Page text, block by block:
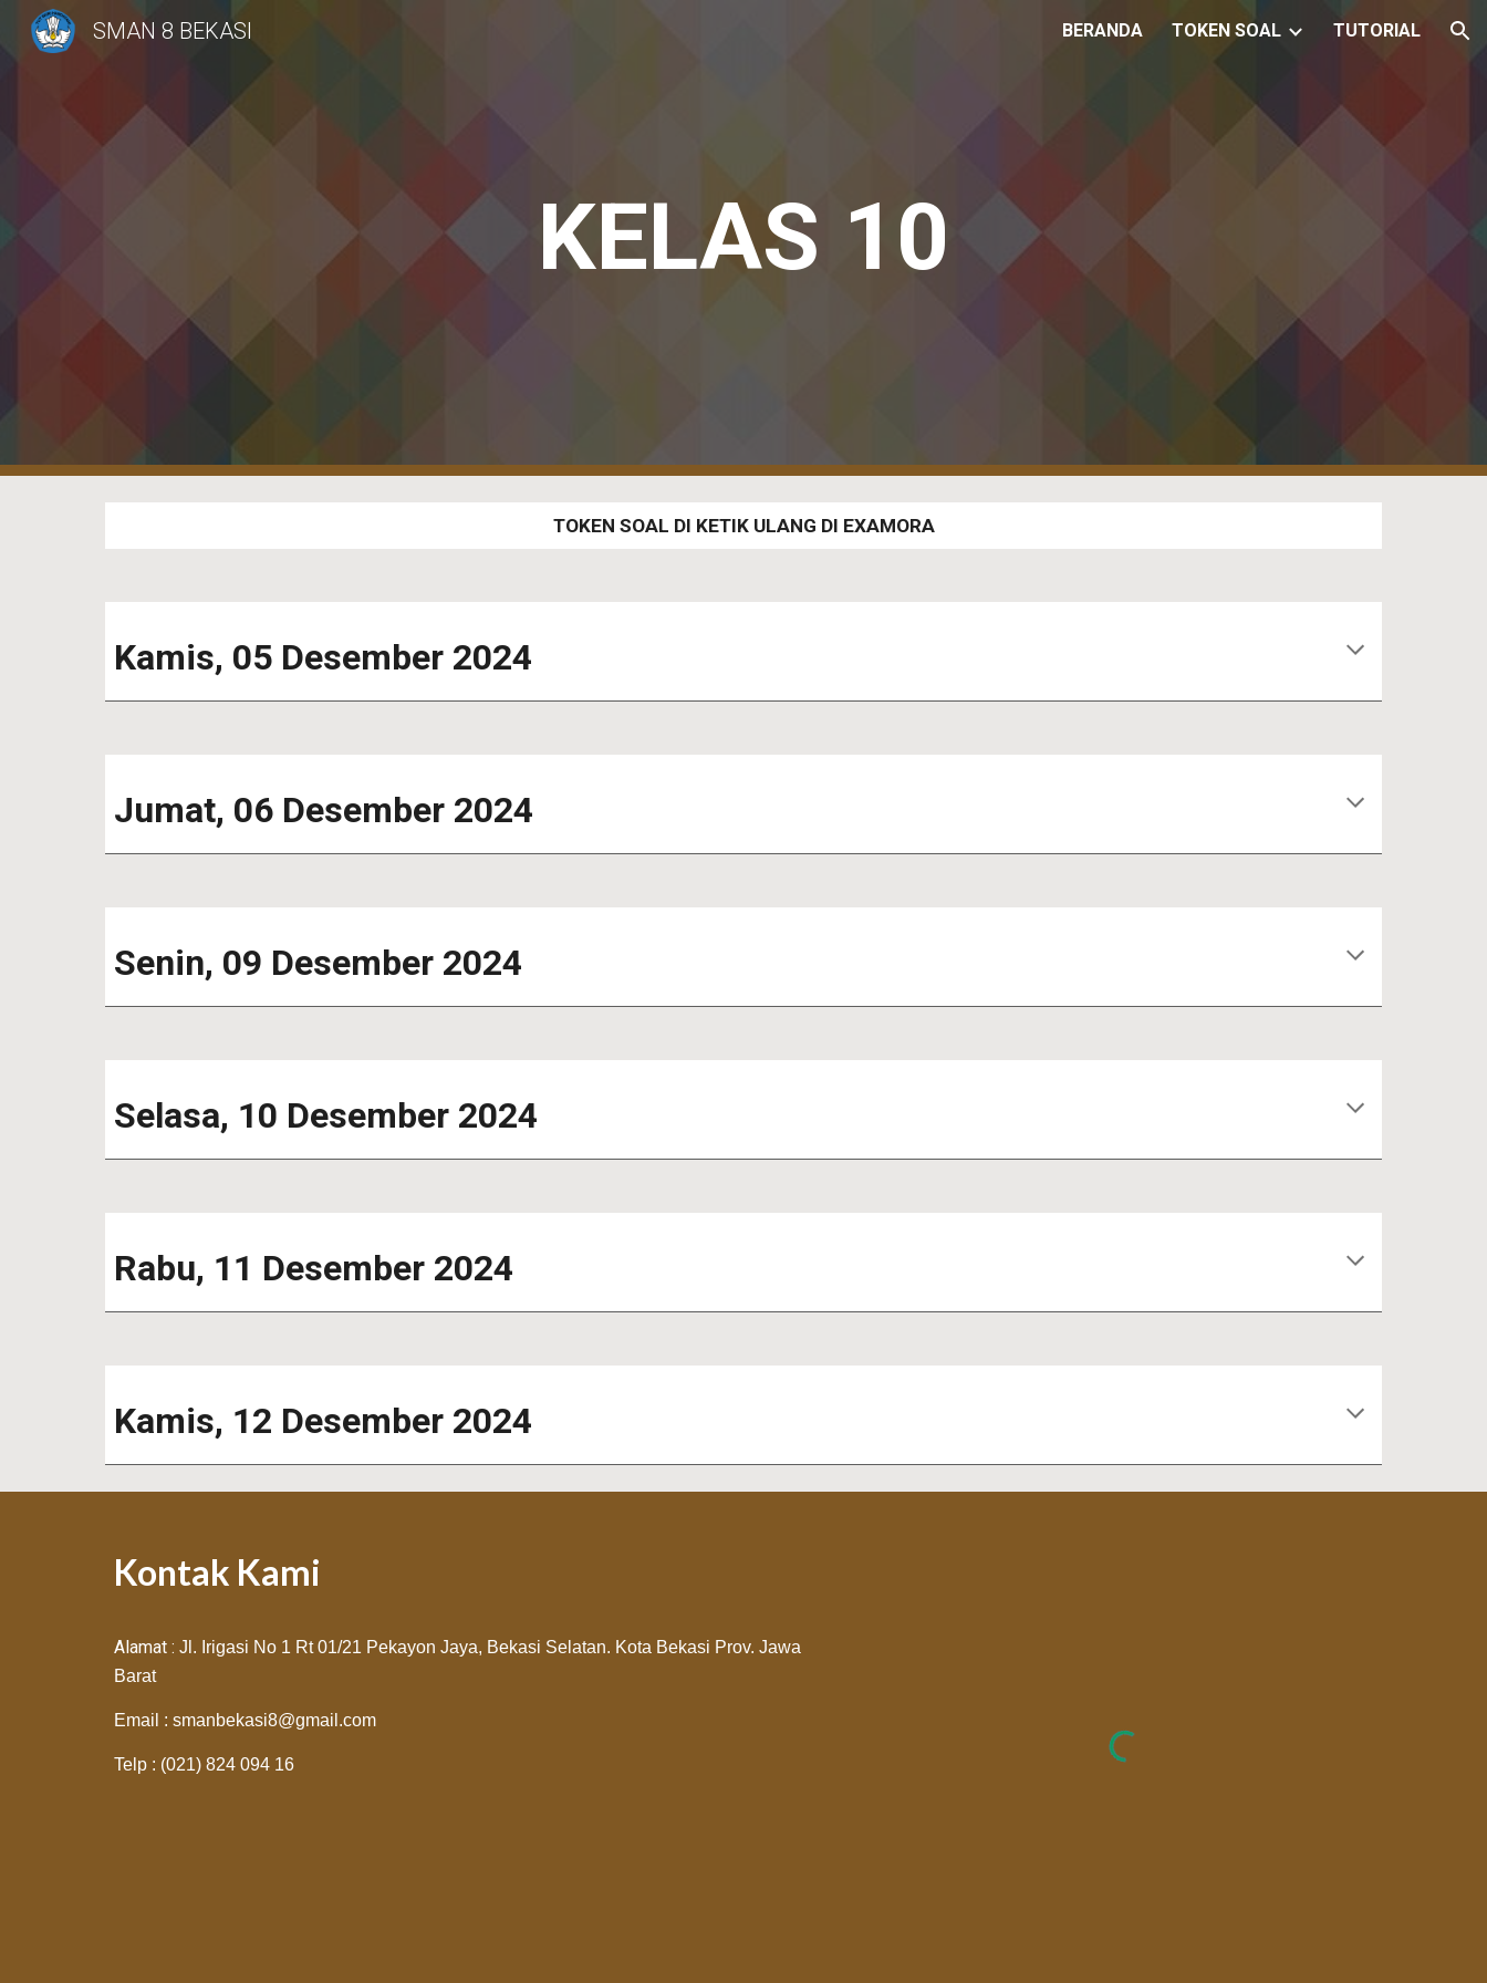
SMAN 8 BEKASI BERANDA TOKEN SOAL TUTORIAL
KELAS 10
TOKEN SOAL DI KETIK ULANG DI EXAMORA
Kamis, 05 Desember 2024
Jumat, 06Desember 2024
Senin, 09 Desember 2024
Selasa, 10 Desember 2024
Rabu, 11 Desember 2024
Kamis, 12 Desember 2024
Kontak Kami
Alamat : Jl. Irigasi No 1 Rt 01/21 Pekayon Jaya, Bekasi Selatan. Kota Bekasi Prov. Jawa
Barat
Email : smanbekasi8@gmail.com
Telp : (021) 824 094 16